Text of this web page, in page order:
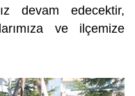
devam edecektir,
ve ilçemize